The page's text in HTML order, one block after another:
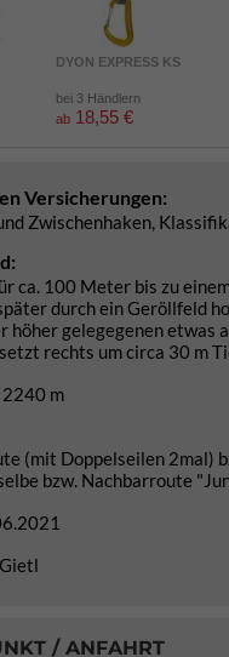
DYON EXPRESS KS
bei 3 Händlern
ab 18,55 €
Versicherungen:
Zwischenhaken,
ca. 100 Meter bis zu
durch ein Geröllfeld
höher gelegegenen etwas
rechts um circa 30 m
2240 m
(mit Doppelseilen 2mal)
bzw. Nachbarroute
/ ANFAHRT